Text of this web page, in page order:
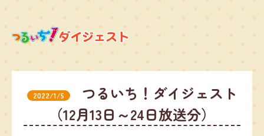
2022/1/5
つるいち！ダイジェスト
（12月13日～24日放送分）